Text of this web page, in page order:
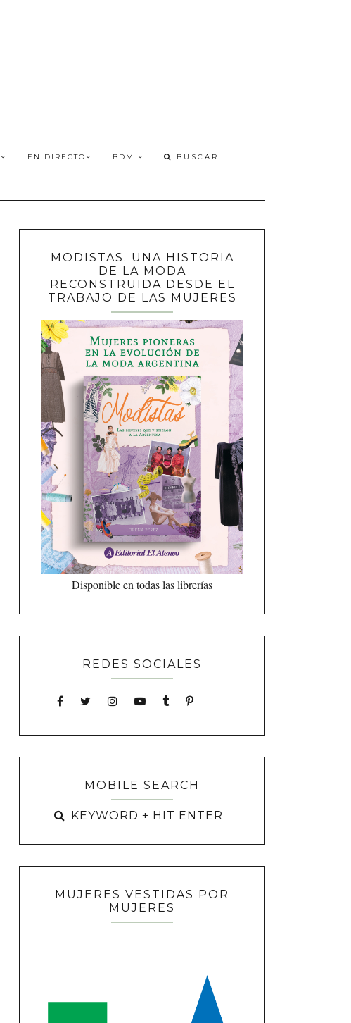
EN DIRECTO BDM
MODISTAS. UNA HISTORIA
DE LA MODA
RECONSTRUIDA DESDE EL
TRABAJO DE LAS MUJERES
Disponible en todas las librerías
REDES SOCIALES
MOBILE SEARCH
MUJERES VESTIDAS POR
MUJERES